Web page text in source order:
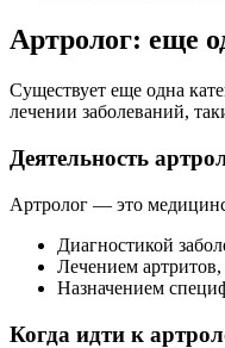
Артролог: еще
Существует еще одна
лечении заболеваний,
Деятельность
Артролог — это
Диагностикой
Лечением артритов,
Назначением
Когда идти к